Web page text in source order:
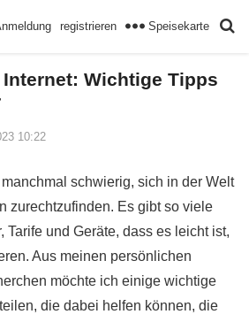
registrieren Speisekarte
Internet: Wichtige Tipps
10:22
schwierig, sich in der Welt
zurechtzufinden. Es gibt so viele
Tarife und Geräte, dass es leicht ist,
Aus meinen persönlichen
möchte ich einige wichtige
die dabei helfen können, die